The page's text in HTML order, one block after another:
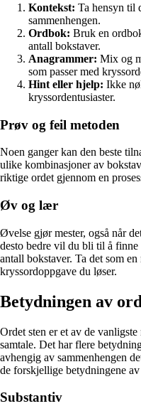
Kontekst: Ta hensyn til
sammenhengen.
Ordbok: Bruk en
antall bokstaver.
Anagrammer: Mix og
som passer med
Hint eller hjelp: Ikke
kryssordentusiaster.
Prøv og feil metoden
Noen ganger kan den beste
ulike kombinasjoner av
riktige ordet gjennom en
Øv og lær
Øvelse gjør mester, også når
desto bedre vil du bli til å
antall bokstaver. Ta det som
kryssordoppgave du løser.
Betydningen av
Ordet sten er et av de
samtale. Det har flere
avhengig av sammenhengen
de forskjellige betydningene av
Substantiv